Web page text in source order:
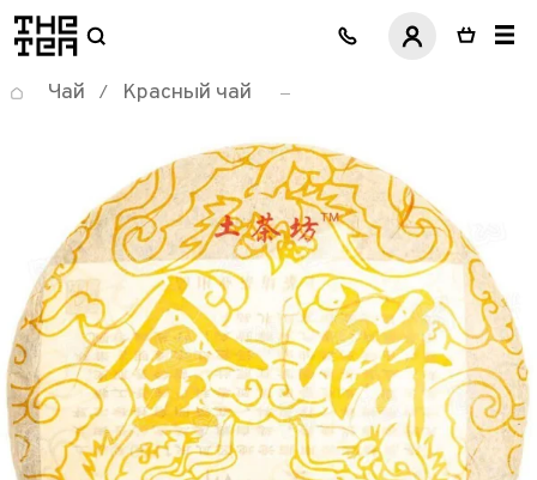
логотип
Чай / Красный чай